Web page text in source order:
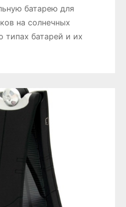
батарею для
на солнечных
типах батарей и их